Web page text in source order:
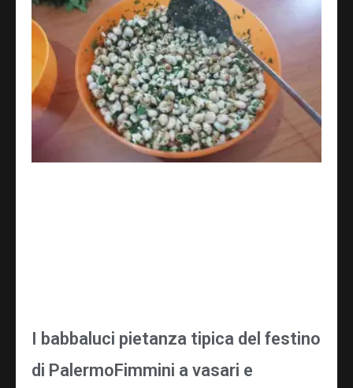
I babbaluci pietanza tipica del festino
di PalermoFimmini a vasari e